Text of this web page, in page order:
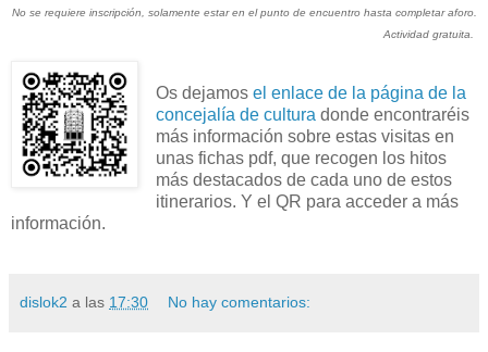
No se requiere inscripción, solamente estar en el punto de encuentro hasta completar aforo.
Actividad gratuita.
Os dejamos el enlace de la página de la
concejalía de cultura donde encontraréis
más información sobre estas visitas en
unas fichas pdf, que recogen los hitos
más destacados de cada uno de estos
itinerarios. Y el QR para acceder a más
información.
dislok2 a las 17:30 No hay comentarios: